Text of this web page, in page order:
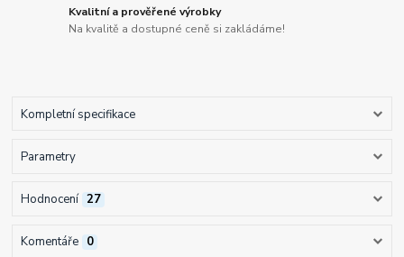
Kvalitní a prověřené výrobky
Na kvalitě a dostupné ceně si zakládáme!
Kompletní specifikace
Parametry
Hodnocení 27
Komentáře 0